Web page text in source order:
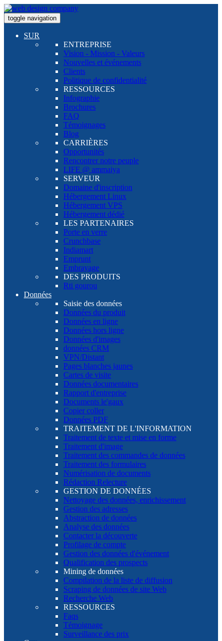
toggle navigation
SUR
ENTREPRISE
Vision - Mission - Valeurs
Nouvelles et événements
Clients
Politique de confidentialité
RESSOURCES
Infographie
Brochures
FAQ
Témoignages
Blog
CARRIÈRES
Opportunités
Rencontrer notre peuple
LIFE @ ammaiya
SERVEUR
Domaine d'inscription
Hébergement Linux
Hébergement VPS
Hébergement dédié
LES PARTENAIRES
Porte en verre
Crunchbase
Indiamart
Emprunt
Embrayage
DES PRODUITS
Rti gourou
Données
Saisie des données
Données du produit
Données en ligne
Données hors ligne
Données d'images
données CRM
VPN/Distant
Pages blanches jaunes
Cartes de visite
Données documentaires
Rapport d'entreprise
Documents le'gaux
Copier coller
Données PDF
TRAITEMENT DE L'INFORMATION
Traitement de texte et mise en forme
Traitement d'image
Traitement des commandes de données
Traitement des formulaires
Numérisation de documents
Rédaction Relecture
GESTION DE DONNÉES
Nettoyage des données, enrichissement
Gestion des adresses
Abstraction de données
Analyse des données
Contacter la découverte
Profilage de compte
Gestion des données d'événement
Qualification des prospects
Mining de données
Compilation de la liste de diffusion
Scraping de données de site Web
Recherche Web
RESSOURCES
Faqs
Témoignage
Surveillance des prix